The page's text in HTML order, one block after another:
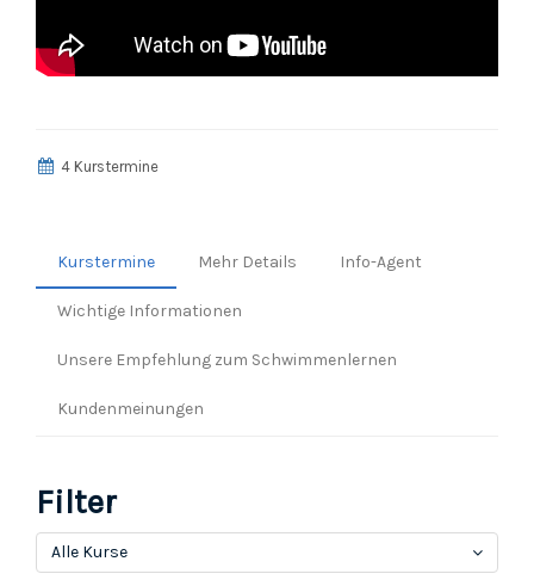
4 Kurstermine
Kurstermine Mehr Details Info-Agent
Wichtige Informationen
Unsere Empfehlung zum Schwimmenlernen
Kundenmeinungen
Filter
Alle Kurse